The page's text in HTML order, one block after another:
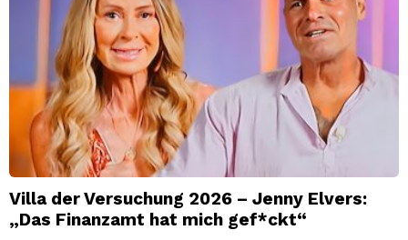
Villa der Versuchung 2026 – Jenny Elvers:
„Das Finanzamt hat mich gef*ckt“